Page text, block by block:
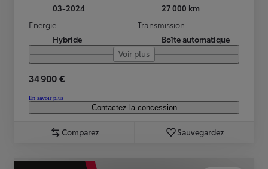
03-2024
27 000 km
Energie
Hybride
Transmission
Boîte automatique
Voir plus
34 900 €
En savoir plus
Contactez la concession
Comparez Sauvegardez